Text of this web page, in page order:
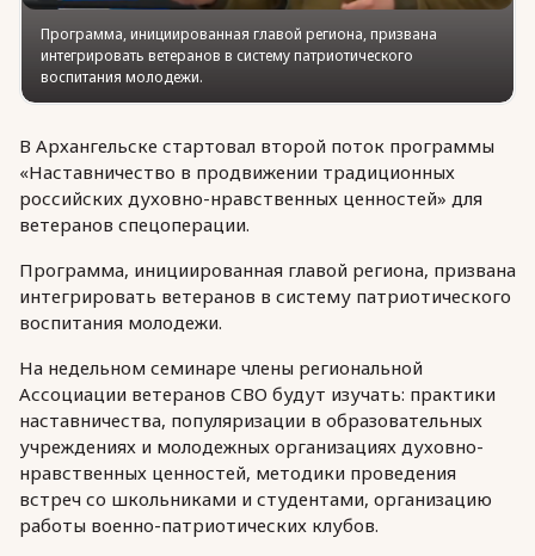
Программа, инициированная главой региона, призвана
интегрировать ветеранов в систему патриотического
воспитания молодежи.
В Архангельске стартовал второй поток программы
«Наставничество в продвижении традиционных
российских духовно-нравственных ценностей» для
ветеранов спецоперации.
Программа, инициированная главой региона, призвана
интегрировать ветеранов в систему патриотического
воспитания молодежи.
На недельном семинаре члены региональной
Ассоциации ветеранов СВО будут изучать: практики
наставничества, популяризации в образовательных
учреждениях и молодежных организациях духовно-
нравственных ценностей, методики проведения
встреч со школьниками и студентами, организацию
работы военно-патриотических клубов.